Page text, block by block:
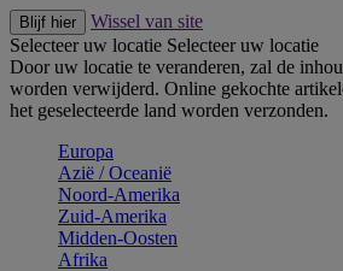
Blijf hier
Wissel van site
Selecteer uw locatie Selecteer uw locatie
Door uw locatie te veranderen, zal de
worden verwijderd. Online gekochte
het geselecteerde land worden verzonden.
Europa
Aziё / Oceaniё
Noord-Amerika
Zuid-Amerika
Midden-Oosten
Afrika